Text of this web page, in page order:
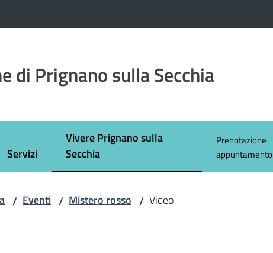
di Prignano sulla Secchia
Servizi
Vivere Prignano sulla
Secchia
Menu selezionato
Prenotazione
appuntamento
/ Eventi / Mistero rosso / Video